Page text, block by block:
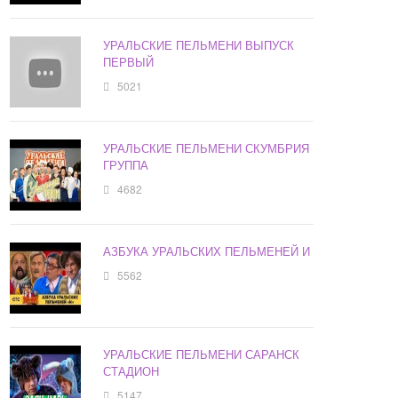
УРАЛЬСКИЕ ПЕЛЬМЕНИ ВЫПУСК
ПЕРВЫЙ
5021
УРАЛЬСКИЕ ПЕЛЬМЕНИ СКУМБРИЯ
ГРУППА
4682
АЗБУКА УРАЛЬСКИХ ПЕЛЬМЕНЕЙ И
5562
УРАЛЬСКИЕ ПЕЛЬМЕНИ САРАНСК
СТАДИОН